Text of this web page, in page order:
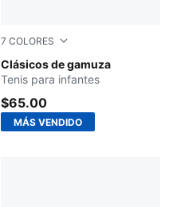
7 COLORES
Clásicos de gamuza
PUMA Navy-PUMA White
Tenis para infantes
$65.00
MÁS VENDIDO